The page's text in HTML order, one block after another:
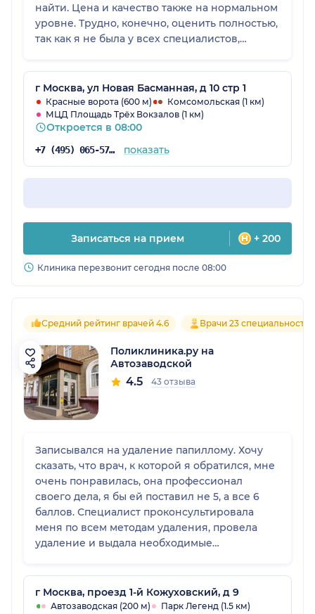
найти. Цена и качество также на нормальном
уровне. Трудно, конечно, оценить полностью,
так как я не была у всех специалистов,
г Москва, ул Новая Басманная, д 10 стр 1
Красные ворота (600 м)
Комсомольская (1 км)
МЦД Площадь Трёх Вокзалов (1 км)
Откроется в 08:00
+7 (495) 065-57-73 показать
Записаться на прием + 200
Клиника перезвонит сегодня после 08:00
Средний рейтинг врачей 4.6 Врачи 23 специальностей
Поликлиника.ру на
Автозаводской
4.5 43 отзыва
Записывался на удаление папиллому. Хочу
сказать, что врач, к которой я обратился, мне
очень понравилась, она профессионал
своего дела, я бы ей поставил не 5, а все 6
баллов. Специалист проконсультировала
меня по всем методам удаления, провела
удаление и выдала необходимые
обстановке и чистоте в клинике замечаний
нет.
г Москва, проезд 1-й Кожуховский, д 9
Автозаводская (200 м)
Парк Легенд (1.5 км)